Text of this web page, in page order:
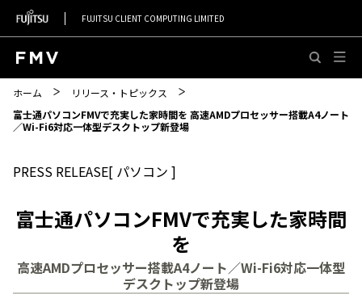
FUJITSU CLIENT COMPUTING LIMITED
ホーム
リリース・トピックス
富士通パソコンFMVで充実した家時間を 高速AMDプロセッサー搭載A4ノート
／Wi-Fi6対応一体型デスクトップ新登場
PRESS RELEASE[ パソコン ]
富士通パソコンFMVで充実した家時間
を
高速AMDプロセッサー搭載A4ノート／Wi-Fi6対応一体型
デスクトップ新登場